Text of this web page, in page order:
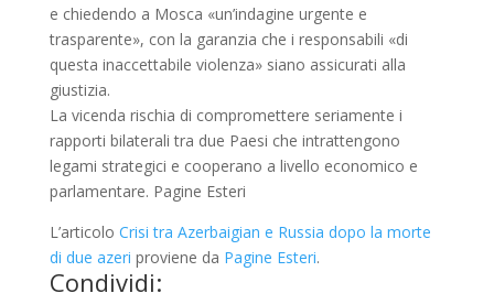
e chiedendo a Mosca «un’indagine urgente e
trasparente», con la garanzia che i responsabili «di
questa inaccettabile violenza» siano assicurati alla
giustizia.
La vicenda rischia di compromettere seriamente i
rapporti bilaterali tra due Paesi che intrattengono
legami strategici e cooperano a livello economico e
parlamentare. Pagine Esteri
L’articolo Crisi tra Azerbaigian e Russia dopo la morte
di due azeri proviene da Pagine Esteri.
Condividi: